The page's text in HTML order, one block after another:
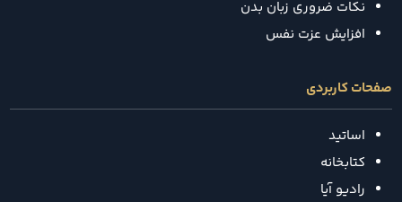
نکات ضروری زبان بدن
افزایش عزت نفس
صفحات کاربردی
اساتید
کتابخانه
رادیو آیا